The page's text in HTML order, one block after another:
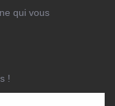
qui vous
!